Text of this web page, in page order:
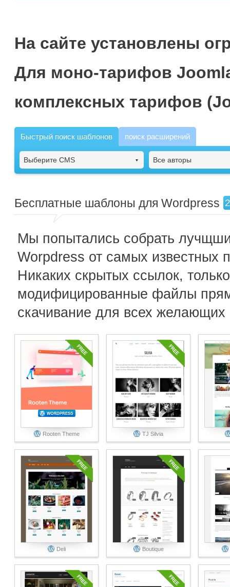
На сайте установлены
Для моно-тарифов
комплексных тарифов
Быстрый поиск шаблонов поиск расширений
Выберите CMS Все авторы
Бесплатные шаблоны для Wordpress
Мы попытались собрать
Worpdress от самых известных
Никаких скрытых ссылок,
модифицированные файлы
скачивание для всех желающих
Rooten Theme TJ Silvia
Deli Boutique